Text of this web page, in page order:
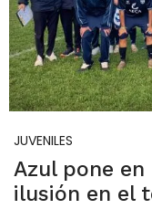
JUVENILES
Azul pone
ilusión en el